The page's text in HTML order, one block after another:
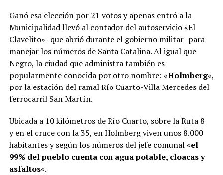
Ganó esa elección por 21 votos y apenas entró a la
Municipalidad llevó al contador del autoservicio «El
Clavelito» -que abrió durante el gobierno militar- para
manejar los números de Santa Catalina. Al igual que
Negro, la ciudad que administra también es
popularmente conocida por otro nombre: «Holmberg«,
por la estación del ramal Río Cuarto-Villa Mercedes del
ferrocarril San Martín.
Ubicada a 10 kilómetros de Río Cuarto, sobre la Ruta 8
y en el cruce con la 35, en Holmberg viven unos 8.000
habitantes y según los números del jefe comunal «el
99% del pueblo cuenta con agua potable, cloacas y
asfaltos«.